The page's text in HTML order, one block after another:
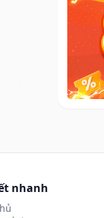
nhanh